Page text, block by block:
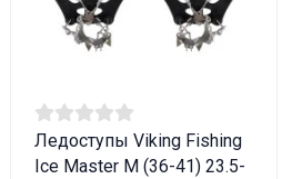
Ледоступы Viking Fishing
Ice Master M (36-41) 23.5-